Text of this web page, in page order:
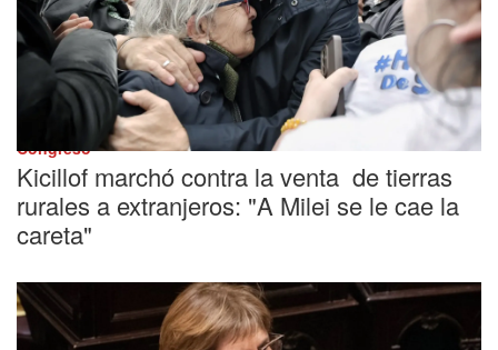
Congreso
Kicillof marchó contra la venta de tierras
rurales a extranjeros: "A Milei se le cae la
careta"